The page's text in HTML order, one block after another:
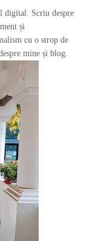
digital. Scriu despre
și
cu o strop de
mine și blog.